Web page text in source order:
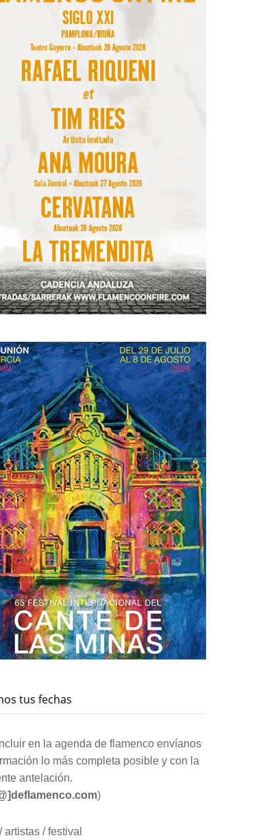
tus fechas
en la agenda de flamenco envíanos
lo más completa posible y con la
antelación.
)
artistas / festival